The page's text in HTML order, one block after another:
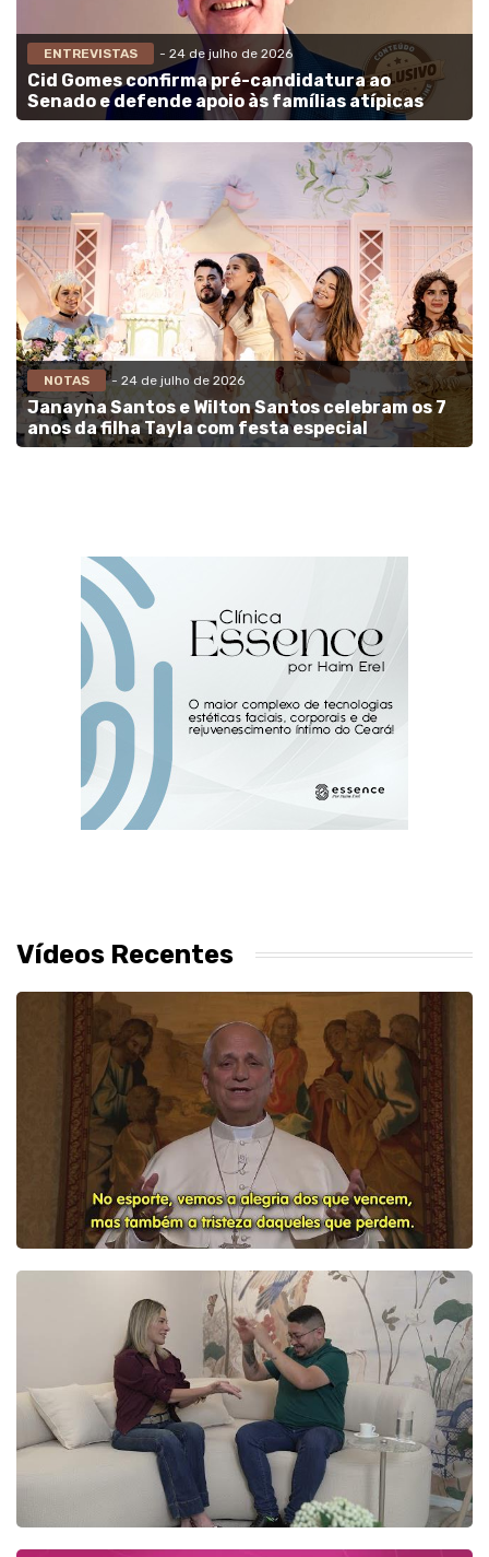
ENTREVISTAS - 24 de julho de 2026
Cid Gomes confirma pré-candidatura ao
Senado e defende apoio às famílias atípicas
NOTAS - 24 de julho de 2026
Janayna Santos e Wilton Santos celebram os 7
anos da filha Tayla com festa especial
Vídeos Recentes